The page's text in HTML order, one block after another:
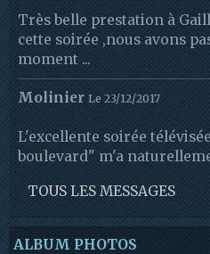
Très belle prestation à
cette soirée ,nous avons
moment ...
Molinier Le 23/12/2017
L'excellente soirée
boulevard" m'a
TOUS LES MESSAGES
ALBUM PHOTOS